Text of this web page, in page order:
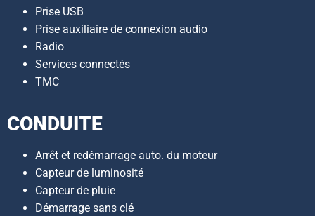
Prise USB
Prise auxiliaire de connexion audio
Radio
Services connectés
TMC
CONDUITE
Arrêt et redémarrage auto. du moteur
Capteur de luminosité
Capteur de pluie
Démarrage sans clé